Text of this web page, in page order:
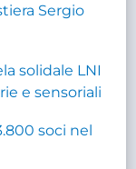
Sergio
solidale LNI
e sensoriali
soci nel